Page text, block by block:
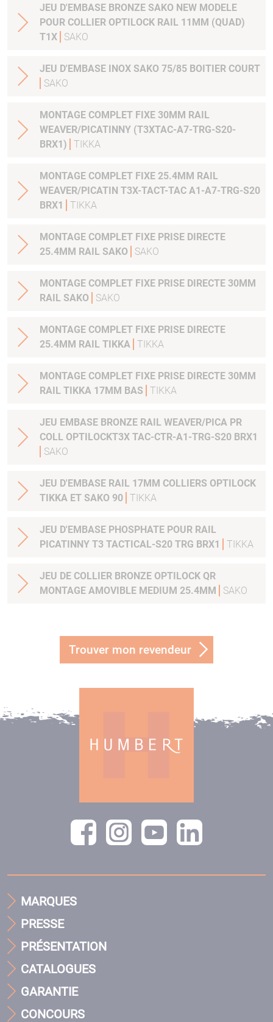
JEU D'EMBASE BRONZE SAKO NEW MODELE
POUR COLLIER OPTILOCK RAIL 11MM (QUAD)
T1X
SAKO
JEU D'EMBASE INOX SAKO 75/85 BOITIER COURT
SAKO
MONTAGE COMPLET FIXE 30MM RAIL
WEAVER/PICATINNY (T3XTAC-A7-TRG-S20-
BRX1)
TIKKA
MONTAGE COMPLET FIXE 25.4MM RAIL
WEAVER/PICATIN T3X-TACT-TAC A1-A7-TRG-S20
BRX1
TIKKA
MONTAGE COMPLET FIXE PRISE DIRECTE
25.4MM RAIL SAKO
SAKO
MONTAGE COMPLET FIXE PRISE DIRECTE 30MM
RAIL SAKO
SAKO
MONTAGE COMPLET FIXE PRISE DIRECTE
25.4MM RAIL TIKKA TIKKA
MONTAGE COMPLET FIXE PRISE DIRECTE 30MM
RAIL TIKKA 17MM BAS
TIKKA
JEU EMBASE BRONZE RAIL WEAVER/PICA PR
COLL OPTILOCKT3X TAC-CTR-A1-TRG-S20 BRX1
SAKO
JEU D'EMBASE RAIL 17MM COLLIERS OPTILOCK
TIKKA ET SAKO 90 TIKKA
JEU D'EMBASE PHOSPHATE POUR RAIL
PICATINNY T3 TACTICAL-S20 TRG BRX1
TIKKA
JEU DE COLLIER BRONZE OPTILOCK QR
MONTAGE AMOVIBLE MEDIUM 25.4MM
SAKO
Trouver mon revendeur
MARQUES
PRESSE
PRÉSENTATION
CATALOGUES
GARANTIE
CONCOURS